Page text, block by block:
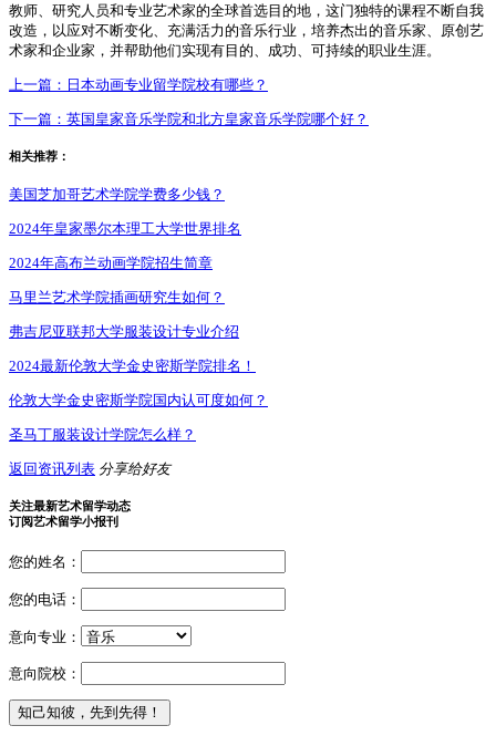
教师、研究人员和专业艺术家的全球首选目的地，这门独特的课程不断自我
改造，以应对不断变化、充满活力的音乐行业，培养杰出的音乐家、原创艺
术家和企业家，并帮助他们实现有目的、成功、可持续的职业生涯。
上一篇： 日本动画专业留学院校有哪些？
下一篇： 英国皇家音乐学院和北方皇家音乐学院哪个好？
相关推荐：
美国芝加哥艺术学院学费多少钱？
2024年皇家墨尔本理工大学世界排名
2024年高布兰动画学院招生简章
马里兰艺术学院插画研究生如何？
弗吉尼亚联邦大学服装设计专业介绍
2024最新伦敦大学金史密斯学院排名！
伦敦大学金史密斯学院国内认可度如何？
圣马丁服装设计学院怎么样？
返回资讯列表 分享给好友
关注最新艺术留学动态
订阅艺术留学小报刊
您的姓名：
您的电话：
意向专业：
意向院校：